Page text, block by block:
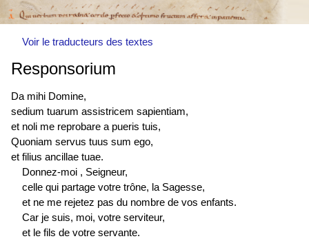
Voir le traducteurs des textes
Responsorium
Da mihi Domine,
sedium tuarum assistricem sapientiam,
et noli me reprobare a pueris tuis,
Quoniam servus tuus sum ego,
et filius ancillae tuae.
Donnez-moi , Seigneur,
celle qui partage votre trône, la Sagesse,
et ne me rejetez pas du nombre de vos enfants.
Car je suis, moi, votre serviteur,
et le fils de votre servante.